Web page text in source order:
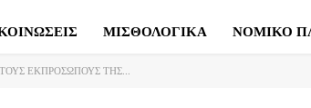
ΜΙΣΘΟΛΟΓΙΚΑ ΝΟΜΙΚΟ
ΕΚΠΡΟΣΩΠΟΥΣ ΤΗΣ...